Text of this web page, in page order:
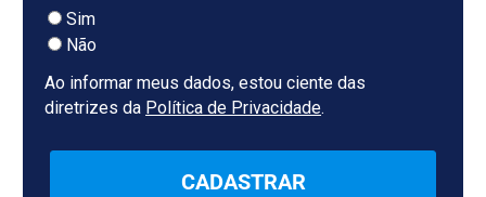
Sim
Não
Ao informar meus dados, estou ciente das
diretrizes da Política de Privacidade.
CADASTRAR